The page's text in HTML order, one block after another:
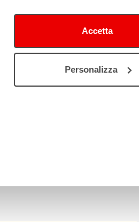
Accetta
Personalizza
Cultura estero